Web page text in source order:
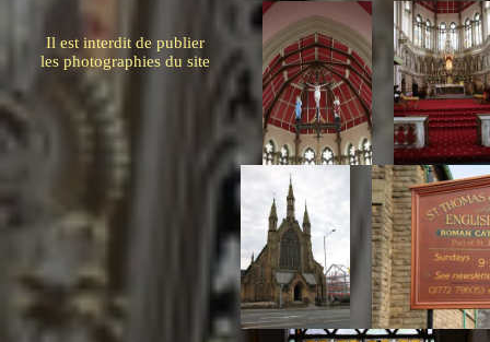
Il est interdit de publier
les photographies du site